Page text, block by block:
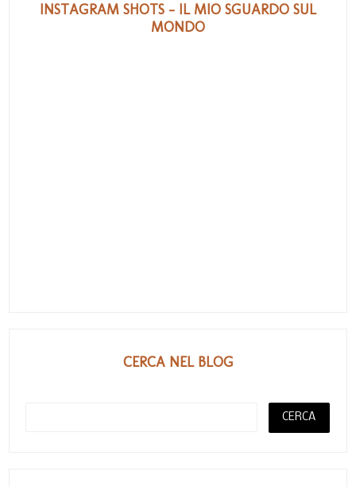
INSTAGRAM SHOTS - IL MIO SGUARDO SUL
MONDO
CERCA NEL BLOG